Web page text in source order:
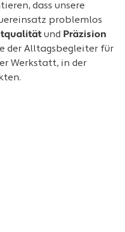
dass unsere
problemlos
und Präzision
der Alltagsbegleiter für
Werkstatt, in der